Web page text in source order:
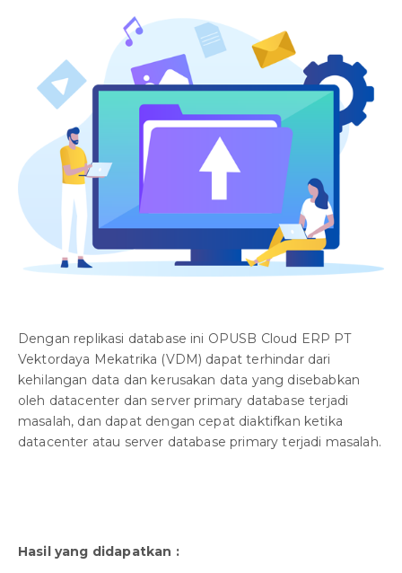
Dengan replikasi database ini OPUSB Cloud ERP PT
Vektordaya Mekatrika (VDM) dapat terhindar dari
kehilangan data dan kerusakan data yang disebabkan
oleh datacenter dan server primary database terjadi
masalah, dan dapat dengan cepat diaktifkan ketika
datacenter atau server database primary terjadi masalah.
Hasil yang didapatkan :